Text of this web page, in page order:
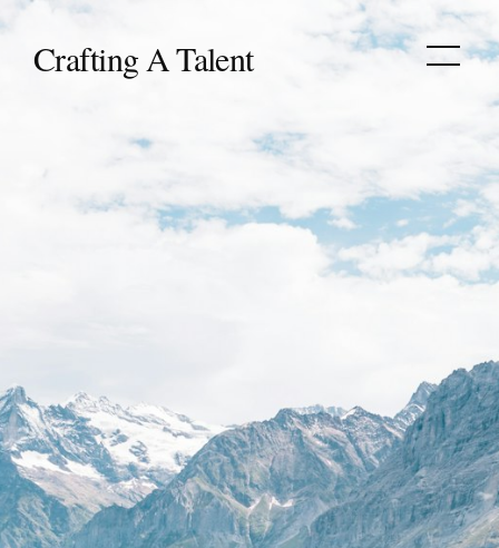
‎Crafting A Talent